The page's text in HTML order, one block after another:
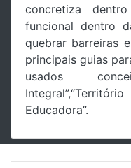
concretiza
funcional dentro
quebrar barreiras
principais guias
usados
Educadora”.